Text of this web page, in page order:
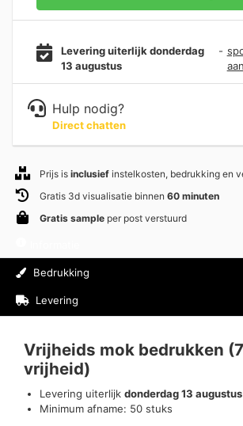
Levering uiterlijk donderdag
13 augustus
-
Hulp nodig?
Direct chatten
Prijs is inclusief instelkosten, bedrukking en
Gratis 3d visualisatie binnen 60 minuten
Gratis sample per post verstuurd
Bedrukking
Levering
Vrijheids mok bedrukken
vrijheid)
Levering uiterlijk donderdag 13 augustus
Minimum afname: 50 stuks